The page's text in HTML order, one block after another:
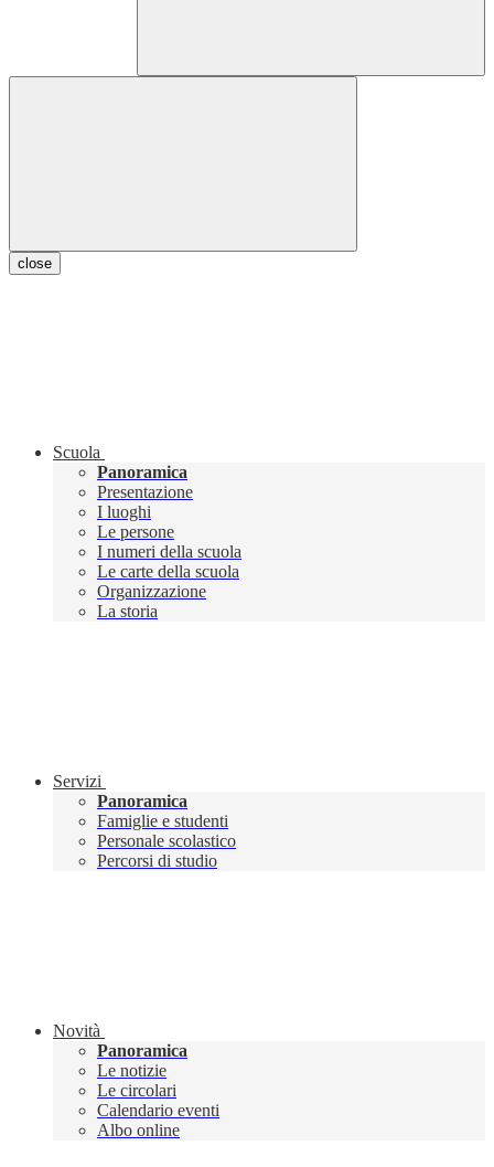
close
Scuola
Panoramica
Presentazione
I luoghi
Le persone
I numeri della scuola
Le carte della scuola
Organizzazione
La storia
Servizi
Panoramica
Famiglie e studenti
Personale scolastico
Percorsi di studio
Novità
Panoramica
Le notizie
Le circolari
Calendario eventi
Albo online